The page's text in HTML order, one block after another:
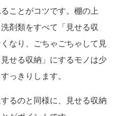
ことがコツです。棚の上
剤類をすべて「見せる収
なり、ごちゃごちゃして見
せる収納」にするモノは少
っきりします。
るのと同様に、見せる収納